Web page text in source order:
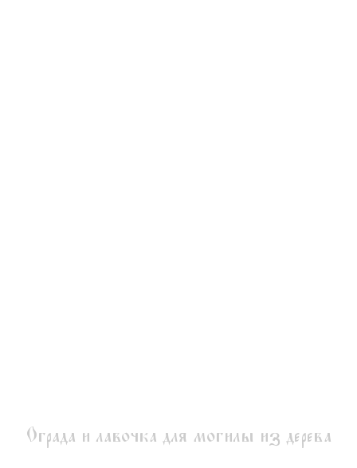
Ограда и лавочка для могилы из дерева